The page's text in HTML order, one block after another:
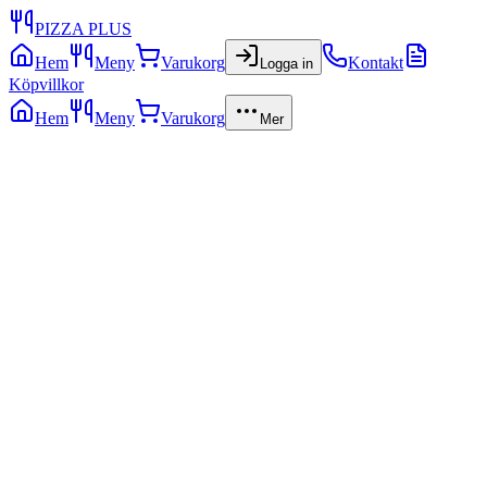
PIZZA PLUS
Hem
Meny Varukorg Logga in
Kontakt
Köpvillkor
Hem
Meny Varukorg Mer